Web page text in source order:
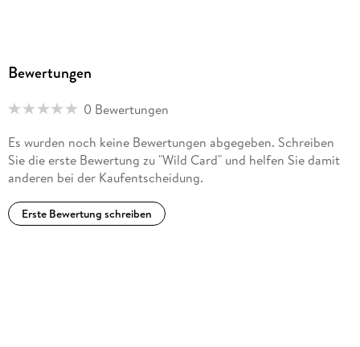
Bewertungen
0 Bewertungen
Es wurden noch keine Bewertungen abgegeben. Schreiben
Sie die erste Bewertung zu "Wild Card" und helfen Sie damit
anderen bei der Kaufentscheidung.
Erste Bewertung schreiben